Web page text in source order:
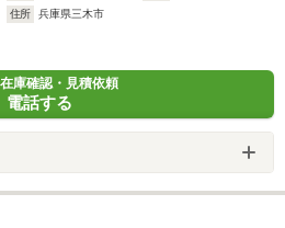
住所
兵庫県三木市
庫確認・見積依頼
電話する